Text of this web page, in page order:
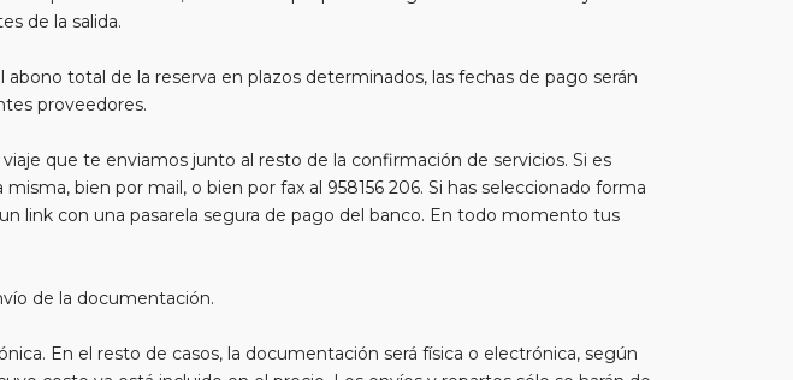
de la salida.
total de la reserva en plazos determinados, las fechas de pago serán
proveedores.
que te enviamos junto al resto de la confirmación de servicios. Si es
bien por mail, o bien por fax al 958156 206. Si has seleccionado forma
link con una pasarela segura de pago del banco. En todo momento tus
de la documentación.
En el resto de casos, la documentación será física o electrónica, según